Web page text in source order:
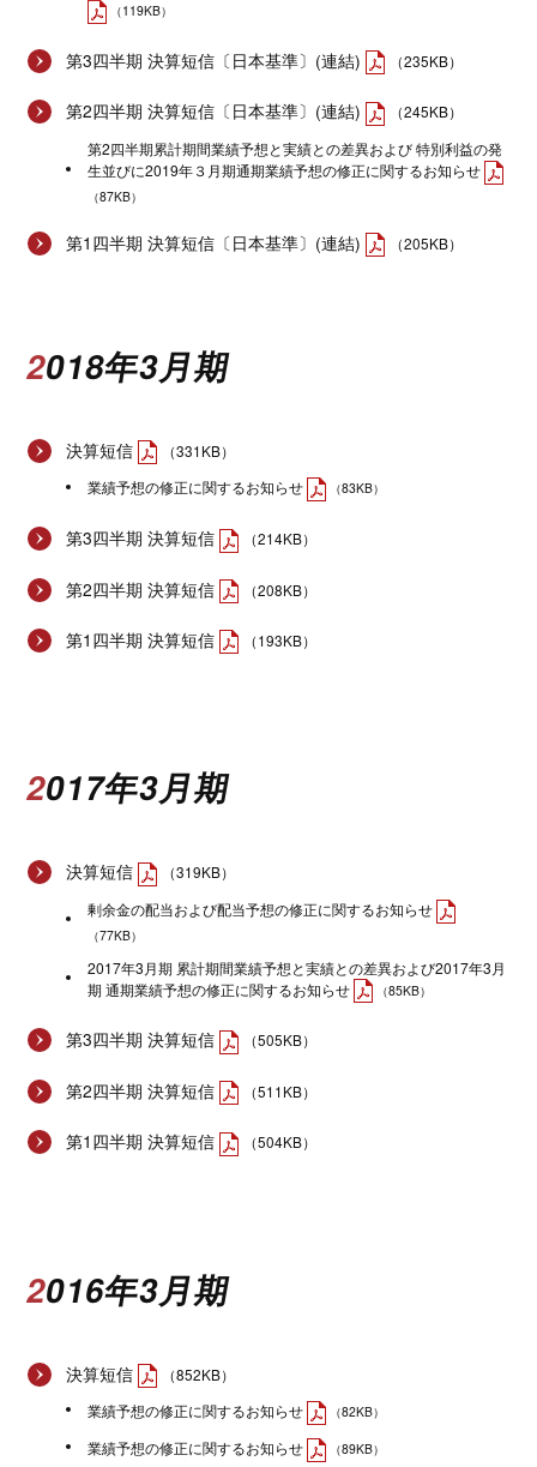
（119KB）
第3四半期 決算短信〔日本基準〕(連結) （235KB）
第2四半期 決算短信〔日本基準〕(連結)
（245KB）
第2四半期累計期間業績予想と実績との差異および 特別利益の発
生並びに2019年３月期通期業績予想の修正に関するお知らせ
（87KB）
第1四半期 決算短信〔日本基準〕(連結) （205KB）
2018年3月期
決算短信
（331KB）
業績予想の修正に関するお知らせ
（83KB）
第3四半期 決算短信 （214KB）
第2四半期 決算短信 （208KB）
第1四半期 決算短信 （193KB）
2017年3月期
決算短信
（319KB）
剰余金の配当および配当予想の修正に関するお知らせ
（77KB）
2017年3月期 累計期間業績予想と実績との差異および2017年3月
期 通期業績予想の修正に関するお知らせ
（85KB）
第3四半期 決算短信 （505KB）
第2四半期 決算短信 （511KB）
第1四半期 決算短信 （504KB）
2016年3月期
決算短信
（852KB）
業績予想の修正に関するお知らせ
（82KB）
業績予想の修正に関するお知らせ （89KB）